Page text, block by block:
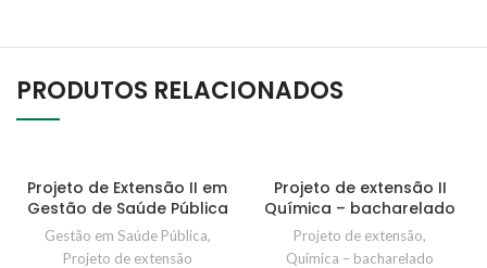
PRODUTOS RELACIONADOS
Projeto de Extensão II em
Gestão de Saúde Pública
Gestão em Saúde Pública,
Projeto de extensão
Projeto de extensão II
Química – bacharelado
Projeto de extensão,
Química – bacharelado